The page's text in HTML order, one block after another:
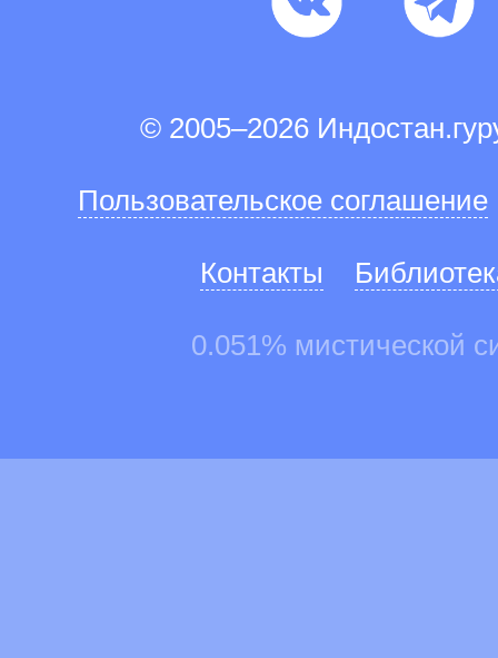
© 2005–2026
Пользовательское соглашение
Контакты
0.051% мистической